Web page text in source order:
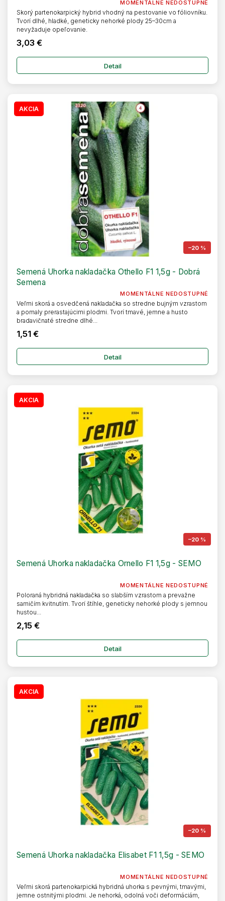
MOMENTÁLNE NEDOSTUPNÉ
3,03 €
Detail
Skorý partenokarpický hybrid vhodný na pestovanie vo fóliovníku.
Tvorí dlhé, hladké, geneticky nehorké plody 25–30cm a
nevyžaduje opeľovanie.
AKCIA
–20 %
Semená Uhorka nakladačka Othello F1 1,5g - Dobrá
Semena
MOMENTÁLNE NEDOSTUPNÉ
1,51 €
Detail
Veľmi skorá a osvedčená nakladačka so stredne bujným vzrastom
a pomaly prerastajúcimi plodmi. Tvorí tmavé, jemne a husto
bradavičnaté stredne dlhé...
AKCIA
–20 %
Semená Uhorka nakladačka Ornello F1 1,5g - SEMO
MOMENTÁLNE NEDOSTUPNÉ
2,15 €
Detail
Poloraná hybridná nakladačka so slabším vzrastom a prevažne
samičím kvitnutím. Tvorí štíhle, geneticky nehorké plody s jemnou
hustou...
AKCIA
–20 %
Semená Uhorka nakladačka Elisabet F1 1,5g - SEMO
MOMENTÁLNE NEDOSTUPNÉ
Veľmi skorá partenokarpická hybridná uhorka s pevnými, tmavými,
jemne ostnitými plodmi. Je nehorká, odolná voči deformáciám,